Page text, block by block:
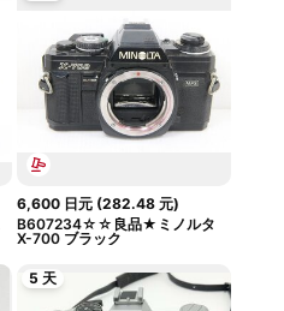
6,600 日元 (282.48 元)
B607234☆☆良品★ミノルタ
X-700 ブラック
5 天